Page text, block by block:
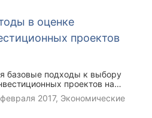
систем управления.
в оценке
проектов
базовые подходы к выбору
проектов на
и динамических методов и
бизнес-планов
Но так как данные методы
2017, Экономические